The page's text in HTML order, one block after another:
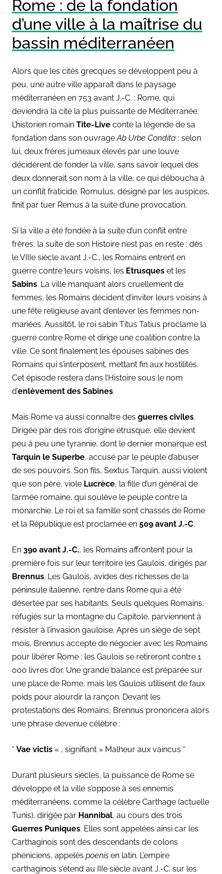
Rome : de la fondation
d’une ville à la maîtrise du
bassin méditerranéen
Alors que les cités grecques se développent peu à
peu, une autre ville apparaît dans le paysage
méditerranéen en 753 avant J.-C. : Rome, qui
deviendra la cité la plus puissante de Méditerranée.
L’historien romain Tite-Live conte la légende de sa
fondation dans son ouvrageAb Urbe Condita : selon
lui, deux frères jumeaux élevés par une louve
décidèrent de fonder la ville, sans savoir lequel des
deux donnerait son nom à la ville, ce qui déboucha à
un conflit fraticide. Romulus, désigné par les auspices,
finit par tuer Remus à la suite d’une provocation.
Si la ville a été fondée à la suite d’un conflit entre
frères, la suite de son Histoire n’est pas en reste : dès
le VIIIe siècle avant J.-C., les Romains entrent en
guerre contre leurs voisins, les Etrusques et les
Sabins. La ville manquant alors cruellement de
femmes, les Romains décident d’inviter leurs voisins à
une fête religieuse avant d’enlever les femmes non-
mariées. Aussitôt, le roi sabin Titus Tatius proclame la
guerre contre Rome et dirige une coalition contre la
ville. Ce sont finalement les épouses sabines des
Romains qui s’interposent, mettant fin aux hostilités.
Cet épisode restera dans l’Histoire sous le nom
d’enlèvement des Sabines.
Mais Rome va aussi connaître des guerres civiles.
Dirigée par des rois d’origine étrusque, elle devient
peu à peu une tyrannie, dont le dernier monarque est
Tarquin le Superbe, accusé par le peuple d’abuser
de ses pouvoirs. Son fils, Sextus Tarquin, aussi violent
que son père, viole Lucrèce, la fille d’un général de
l’armée romaine, qui soulève le peuple contre la
monarchie. Le roi et sa famille sont chassés de Rome
et la République est proclamée en 509 avant J.-C.
En 390 avant J.-C., les Romains affrontent pour la
première fois sur leur territoire les Gaulois, dirigés par
Brennus. Les Gaulois, avides des richesses de la
péninsule italienne, rentre dans Rome qui a été
désertée par ses habitants. Seuls quelques Romains,
réfugiés sur la montagne du Capitole, parviennent à
résister à l’invasion gauloise. Après un siège de sept
mois, Brennus accepte de négocier avec les Romains
pour libérer Rome : les Gaulois se retireront contre 1
000 livres d’or. Une grande balance est préparée sur
une place de Rome, mais les Gaulois utilisent de faux
poids pour alourdir la rançon. Devant les
protestations des Romains, Brennus prononcera alors
une phrase devenue célèbre :
” Vae victis « , signifiant » Malheur aux vaincus “
Durant plusieurs siècles, la puissance de Rome se
développe et la ville s’oppose à ses ennemis
méditerranéens, comme la célèbre Carthage (actuelle
Tunis), dirigée par Hannibal, au cours des trois
Guerres Puniques. Elles sont appelées ainsi car les
Carthaginois sont des descendants de colons
phéniciens, appelés poenis en latin. L’empire
carthaginois s’étend au IIIe siècle avant J.-C. sur les